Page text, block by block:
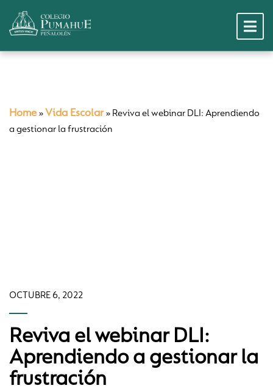
Home » Vida Escolar» Reviva el webinar DLI: Aprendiendo
a gestionar la frustración
OCTUBRE 6, 2022
Reviva el webinar DLI:
Aprendiendo a gestionar la
frustración